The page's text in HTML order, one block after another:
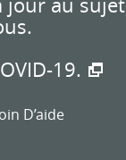
19.
D’aide